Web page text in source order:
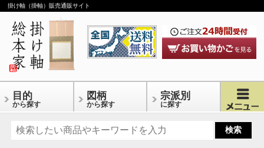
掛け軸（掛軸）販売通販サイト
目的
から探す
図柄
から探す
宗派別
に探す